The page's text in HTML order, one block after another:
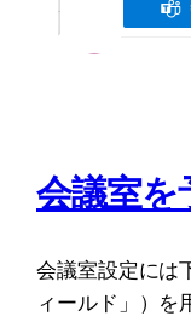
会議室を
会議室設定には
ィールド」）を